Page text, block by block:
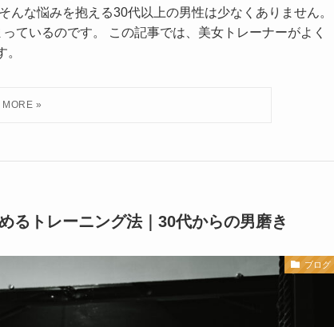
な悩みを抱える30代以上の男性は少なくありません。
ているのです。 この記事では、美女トレーナーがよく
るトレーニング法｜30代からの男磨き
ブログ